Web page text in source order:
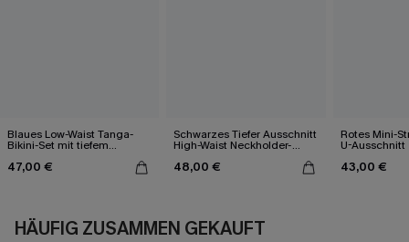
Blaues Low-Waist Tanga-
Bikini-Set mit tiefem
47,00 €
Schwarzes Tiefer Ausschnitt
High-Waist Neckholder-
Bikini-Set
48,00 €
Rotes Mini-
U-Ausschnitt
43,00 €
HÄUFIG ZUSAMMEN GEKAUFT